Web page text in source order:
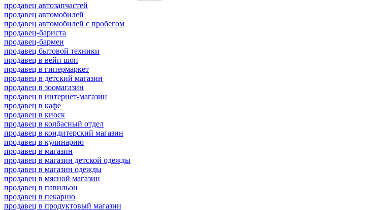
продавец автозапчастей
продавец автомобилей
продавец автомобилей с пробегом
продавец-бариста
продавец-бармен
продавец бытовой техники
продавец в вейп шоп
продавец в гипермаркет
продавец в детский магазин
продавец в зоомагазин
продавец в интернет-магазин
продавец в кафе
продавец в киоск
продавец в колбасный отдел
продавец в кондитерский магазин
продавец в кулинарию
продавец в магазин
продавец в магазин детской одежды
продавец в магазин одежды
продавец в мясной магазин
продавец в павильон
продавец в пекарню
продавец в продуктовый магазин